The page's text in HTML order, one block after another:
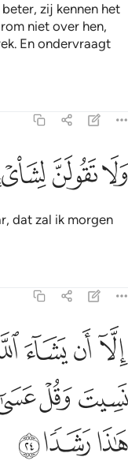
zij kennen het
niet over hen,
En ondervraagt
ولا تقولن لشيء اني فاعل
وَلَا تَقُولَنَّ لِشَا۟ىْءٍ إِنِّى
ﲊﲋ
dat zal ik morgen
الا ان يشاء الله واذكر
إِلَّآ أَن يَشَآءَ ٱللَّهُ
ﲒﲓﲔ
ﲚﲛ
ﲢﲣﲤ